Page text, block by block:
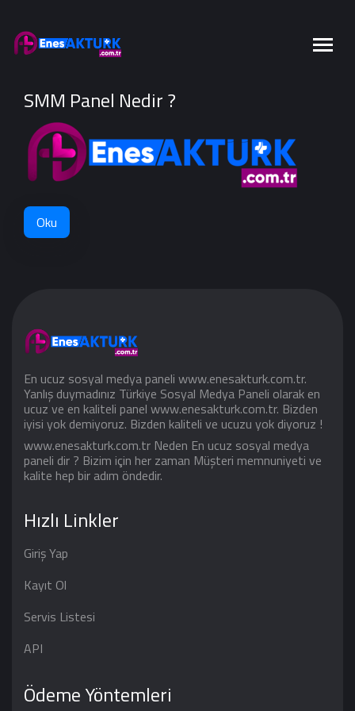
SMM Panel Nedir ?
Oku
En ucuz sosyal medya paneli www.enesakturk.com.tr.
Yanlış duymadınız Türkiye Sosyal Medya Paneli olarak en
ucuz ve en kaliteli panel www.enesakturk.com.tr. Bizden
iyisi yok demiyoruz. Bizden kaliteli ve ucuzu yok diyoruz !
www.enesakturk.com.tr Neden En ucuz sosyal medya
paneli dir ? Bizim için her zaman Müşteri memnuniyeti ve
kalite hep bir adım öndedir.
Hızlı Linkler
Giriş Yap
Kayıt Ol
Servis Listesi
API
Ödeme Yöntemleri